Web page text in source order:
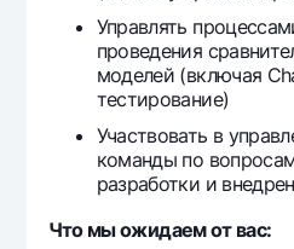
Управлять
проведения
моделей (включая
тестирование)
Участвовать в
команды по
разработки и
Что мы ожидаем от вас: